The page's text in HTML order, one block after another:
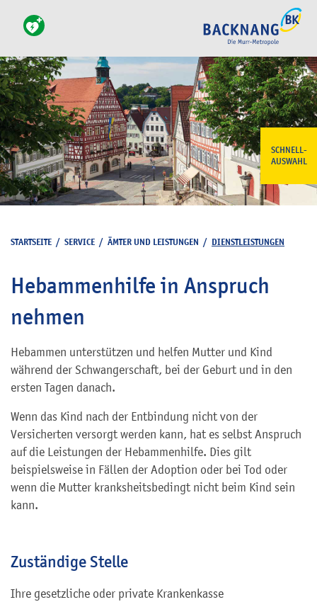
SCHNELL-
AUSWAHL
STARTSEITE / SERVICE / ÄMTER UND LEISTUNGEN / DIENSTLEISTUNGEN
Hebammenhilfe in Anspruch
nehmen
Hebammen unterstützen und helfen Mutter und Kind
während der Schwangerschaft, bei der Geburt und in den
ersten Tagen danach.
Wenn das Kind nach der Entbindung nicht von der
Versicherten versorgt werden kann, hat es selbst Anspruch
auf die Leistungen der Hebammenhilfe. Dies gilt
beispielsweise in Fällen der Adoption oder bei Tod oder
wenn die Mutter kranksheitsbedingt nicht beim Kind sein
kann.
Zuständige Stelle
Ihre gesetzliche oder private Krankenkasse